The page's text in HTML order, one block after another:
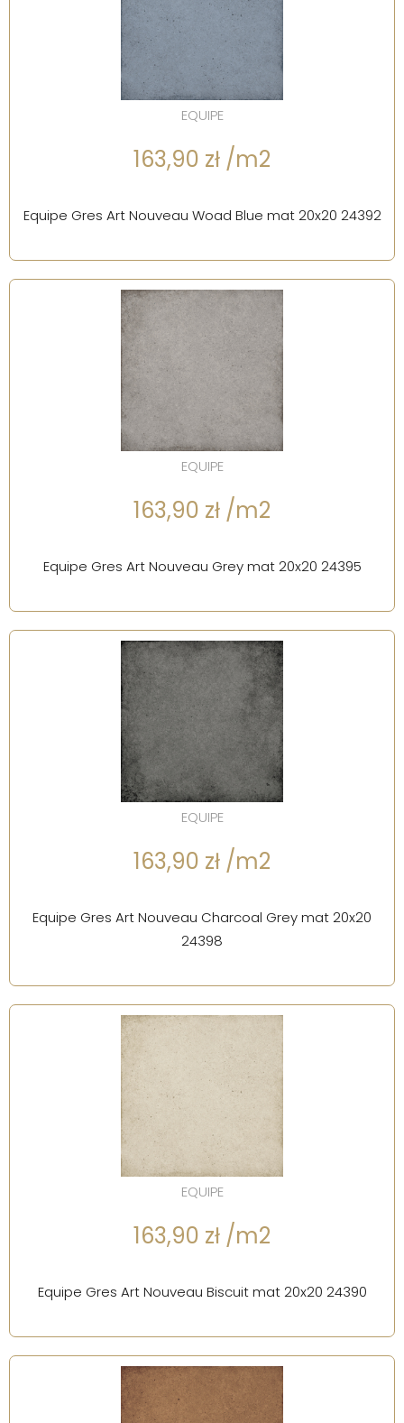
EQUIPE
163,90 zł /m2
Equipe Gres Art Nouveau Woad Blue mat 20x20 24392
EQUIPE
163,90 zł /m2
Equipe Gres Art Nouveau Grey mat 20x20 24395
EQUIPE
163,90 zł /m2
Equipe Gres Art Nouveau Charcoal Grey mat 20x20
24398
EQUIPE
163,90 zł /m2
Equipe Gres Art Nouveau Biscuit mat 20x20 24390